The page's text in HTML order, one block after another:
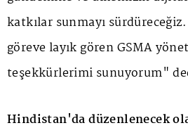
katkılar sunmayı
göreve layık gören GSMA
teşekkürlerimi sunuyorum"
Hindistan'da düzenlenecek